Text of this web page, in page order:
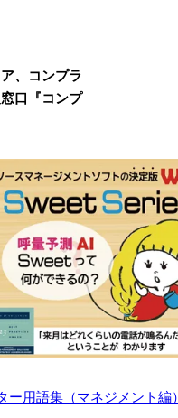
、コンプラ
口『コンプ
ー用語集（マネジメント編）